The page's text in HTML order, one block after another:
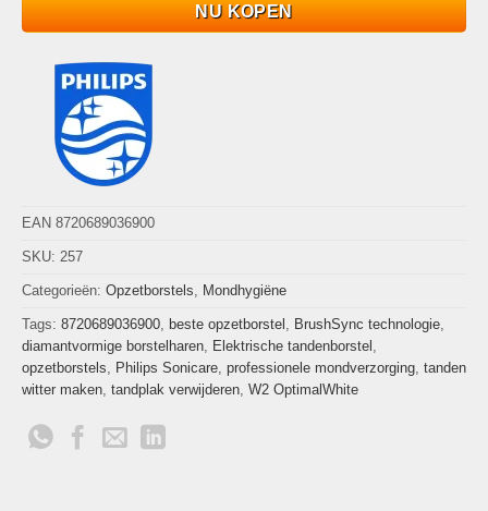
NU KOPEN
EAN 8720689036900
SKU: 257
Categorieën: Opzetborstels Mondhygiëne
Tags: 8720689036900 beste opzetborstel BrushSync technologie
diamantvormige borstelharen Elektrische tandenborstel
opzetborstels
Philips Sonicare professionele mondverzorging tanden
witter maken tandplak verwijderen W2 OptimalWhite